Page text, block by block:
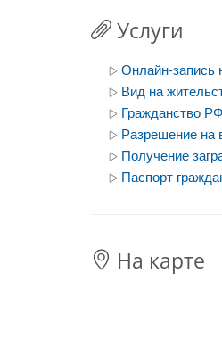
Услуги
Онлайн-запись
Вид на
Гражданство РФ
Разрешение на
Получение
Паспорт
На карте